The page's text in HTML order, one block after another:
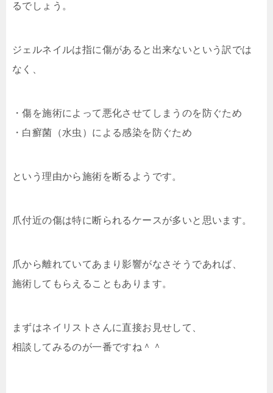
るでしょう。
ジェルネイルは指に傷があると出来ないという訳では
なく、
・傷を施術によって悪化させてしまうのを防ぐため
・白癬菌（水虫）による感染を防ぐため
という理由から施術を断るようです。
爪付近の傷は特に断られるケースが多いと思います。
爪から離れていてあまり影響がなさそうであれば、
施術してもらえることもあります。
まずはネイリストさんに直接お見せして、
相談してみるのが一番ですね＾＾